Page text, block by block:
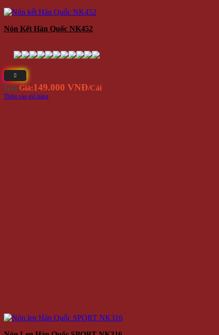
Nón Kết Hàn Quốc NK452
Giá Giá:149.000 VNĐ/Cái
Thêm vào giỏ hàng